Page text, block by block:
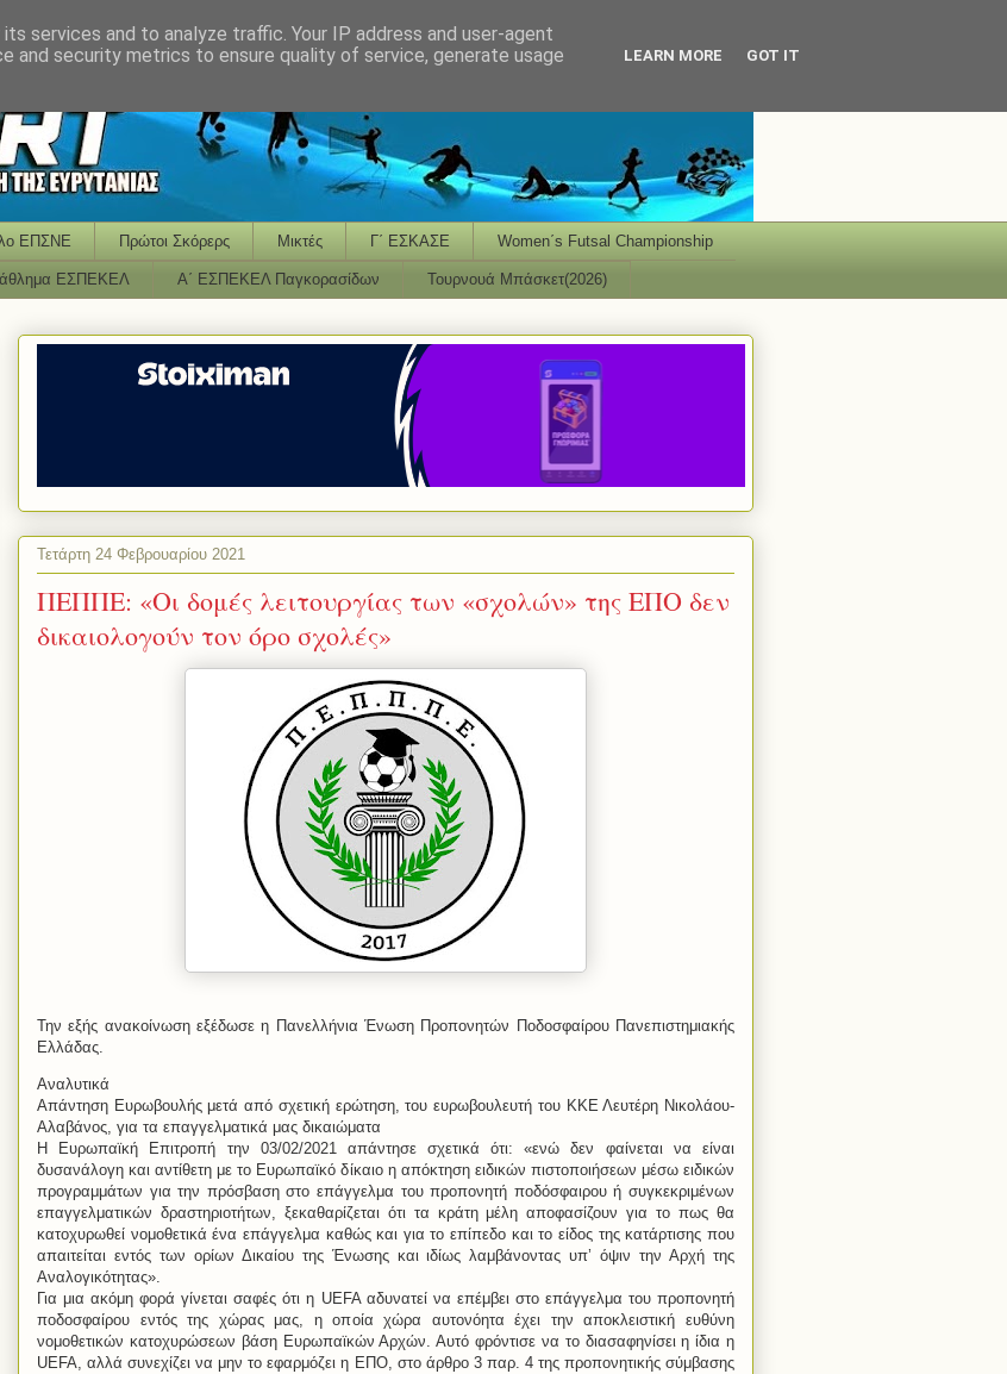
ΕΠΣΝΕ Πρώτοι Σκόρερς Μικτές Γ΄ ΕΣΚΑΣΕ Women΄s Futsal Championship
ΕΣΠΕΚΕΛ Α΄ ΕΣΠΕΚΕΛ Παγκορασίδων Τουρνουά Μπάσκετ(2026)
Τετάρτη 24 Φεβρουαρίου 2021
ΠΕΠΠΕ: «Οι δομές λειτουργίας των «σχολών» της ΕΠΟ δεν
δικαιολογούν τον όρο σχολές»
Την εξής ανακοίνωση εξέδωσε η Πανελλήνια Ένωση Προπονητών Ποδοσφαίρου Πανεπιστημιακής
Ελλάδας.
Αναλυτικά
Απάντηση Ευρωβουλής μετά από σχετική ερώτηση, του ευρωβουλευτή του ΚΚΕ Λευτέρη Νικολάου-
Αλαβάνος, για τα επαγγελματικά μας δικαιώματα
Η Ευρωπαϊκή Επιτροπή την 03/02/2021 απάντησε σχετικά ότι: «ενώ δεν φαίνεται να είναι
δυσανάλογη και αντίθετη με το Ευρωπαϊκό δίκαιο η απόκτηση ειδικών πιστοποιήσεων μέσω ειδικών
προγραμμάτων για την πρόσβαση στο επάγγελμα του προπονητή ποδόσφαιρου ή συγκεκριμένων
επαγγελματικών δραστηριοτήτων, ξεκαθαρίζεται ότι τα κράτη μέλη αποφασίζουν για το πως θα
κατοχυρωθεί νομοθετικά ένα επάγγελμα καθώς και για το επίπεδο και το είδος της κατάρτισης που
απαιτείται εντός των ορίων Δικαίου της Ένωσης και ιδίως λαμβάνοντας υπ’ όψιν την Αρχή της
Αναλογικότητας».
Για μια ακόμη φορά γίνεται σαφές ότι η UEFA αδυνατεί να επέμβει στο επάγγελμα του προπονητή
ποδοσφαίρου εντός της χώρας μας, η οποία χώρα αυτονόητα έχει την αποκλειστική ευθύνη
νομοθετικών κατοχυρώσεων βάση Ευρωπαϊκών Αρχών. Αυτό φρόντισε να το διασαφηνίσει η ίδια η
UEFA, αλλά συνεχίζει να μην το εφαρμόζει η ΕΠΟ, στο άρθρο 3 παρ. 4 της προπονητικής σύμβασης
services and to analyze traffic. Your IP address and user-agent
and security metrics to ensure quality of service, generate usage
LEARN MORE GOT IT